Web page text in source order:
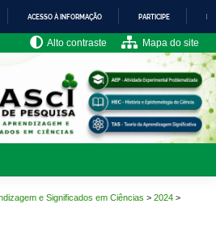
IR
PARA
O
ACESSO À INFORMAÇÃO PARTICIPE
Alto contraste Mapa do site
e Significados em Ciências > 2024 >